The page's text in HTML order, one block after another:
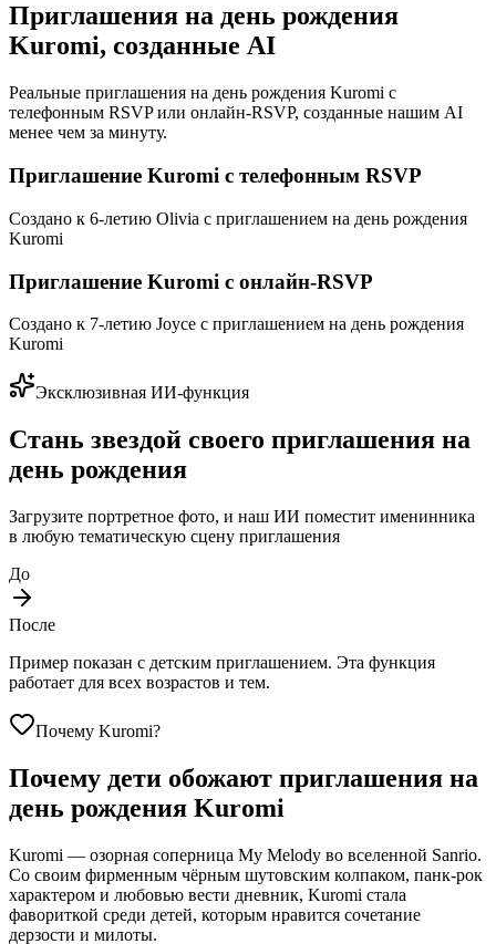
Приглашения на день рождения
Kuromi, созданные AI
Реальные приглашения на день рождения Kuromi с
телефонным RSVP или онлайн-RSVP, созданные нашим AI
менее чем за минуту.
Приглашение Kuromi с телефонным RSVP
Создано к 6-летию Olivia с приглашением на день рождения
Kuromi
Приглашение Kuromi с онлайн-RSVP
Создано к 7-летию Joyce с приглашением на день рождения
Kuromi
Эксклюзивная ИИ-функция
Стань звездой своего приглашения на
день рождения
Загрузите портретное фото, и наш ИИ поместит именинника
в любую тематическую сцену приглашения
До
После
Пример показан с детским приглашением. Эта функция
работает для всех возрастов и тем.
Почему Kuromi?
Почему дети обожают приглашения на
день рождения Kuromi
Kuromi — озорная соперница My Melody во вселенной Sanrio.
Со своим фирменным чёрным шутовским колпаком, панк-рок
характером и любовью вести дневник, Kuromi стала
фавориткой среди детей, которым нравится сочетание
дерзости и милоты.